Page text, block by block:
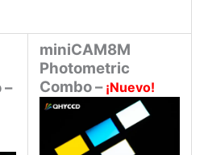
miniCAM8M
Photometric
Combo – ¡Nuevo!